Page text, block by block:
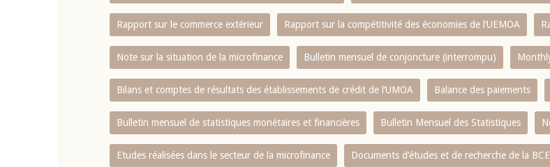
Rapport sur le commerce extérieur Rapport sur la compétitivité des économies de l‘UEMOA
Note sur la situation de la microfinance Bulletin mensuel de conjoncture (interrompu)
Bilans et comptes de résultats des établissements de crédit de l‘UMOA Balance des paiements
Bulletin mensuel de statistiques monétaires et financières Bulletin Mensuel des Statistiques
Etudes réalisées dans le secteur de la microfinance Documents d’études et de recherche de la